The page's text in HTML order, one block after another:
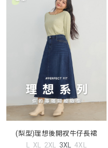
(梨型)理想後開衩牛仔長裙
L XL 2XL 3XL 4XL